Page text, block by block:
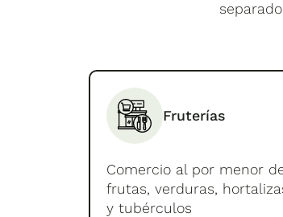
Fruterías
Comercio al por menor
frutas, verduras,
y tubérculos